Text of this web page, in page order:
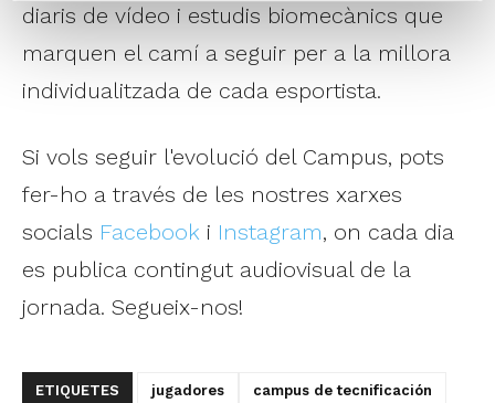
diaris de vídeo i estudis biomecànics que
marquen el camí a seguir per a la millora
individualitzada de cada esportista.
Si vols seguir l'evolució del Campus, pots
fer-ho a través de les nostres xarxes
socials Facebook i Instagram, on cada dia
es publica contingut audiovisual de la
jornada. Segueix-nos!
ETIQUETES jugadores campus de tecnificación